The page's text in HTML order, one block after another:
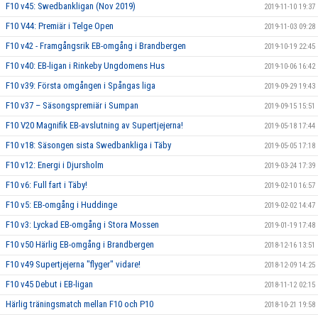
F10 v45: Swedbankligan (Nov 2019) 2019-11-10 19:37
F10 V44: Premiär i Telge Open 2019-11-03 09:28
F10 v42 - Framgångsrik EB-omgång i Brandbergen 2019-10-19 22:45
F10 v40: EB-ligan i Rinkeby Ungdomens Hus 2019-10-06 16:42
F10 v39: Första omgången i Spångas liga 2019-09-29 19:43
F10 v37 – Säsongspremiär i Sumpan 2019-09-15 15:51
F10 V20 Magnifik EB-avslutning av Supertjejerna! 2019-05-18 17:44
F10 v18: Säsongen sista Swedbankliga i Täby 2019-05-05 17:18
F10 v12: Energi i Djursholm 2019-03-24 17:39
F10 v6: Full fart i Täby! 2019-02-10 16:57
F10 v5: EB-omgång i Huddinge 2019-02-02 14:47
F10 v3: Lyckad EB-omgång i Stora Mossen 2019-01-19 17:48
F10 v50 Härlig EB-omgång i Brandbergen 2018-12-16 13:51
F10 v49 Supertjejerna "flyger" vidare! 2018-12-09 14:25
F10 v45 Debut i EB-ligan 2018-11-12 02:15
Härlig träningsmatch mellan F10 och P10 2018-10-21 19:58